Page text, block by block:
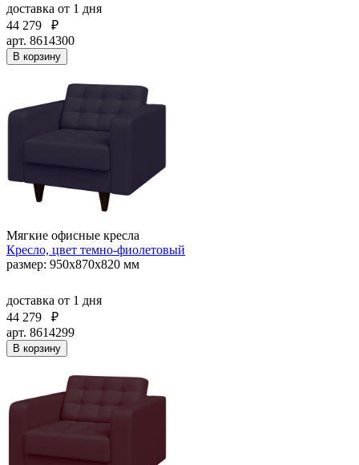
доставка от 1 дня
44 279
₽
арт. 8614300
В корзину
Мягкие офисные кресла
Кресло, цвет темно-фиолетовый
размер: 950х870х820 мм
доставка от 1 дня
44 279
₽
арт. 8614299
В корзину